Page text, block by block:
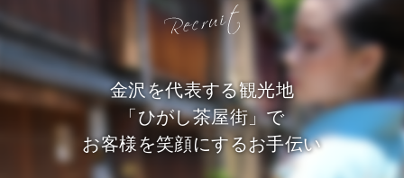
金沢を代表する観光地
「ひがし茶屋街」で
お客様を笑顔にするお手伝い